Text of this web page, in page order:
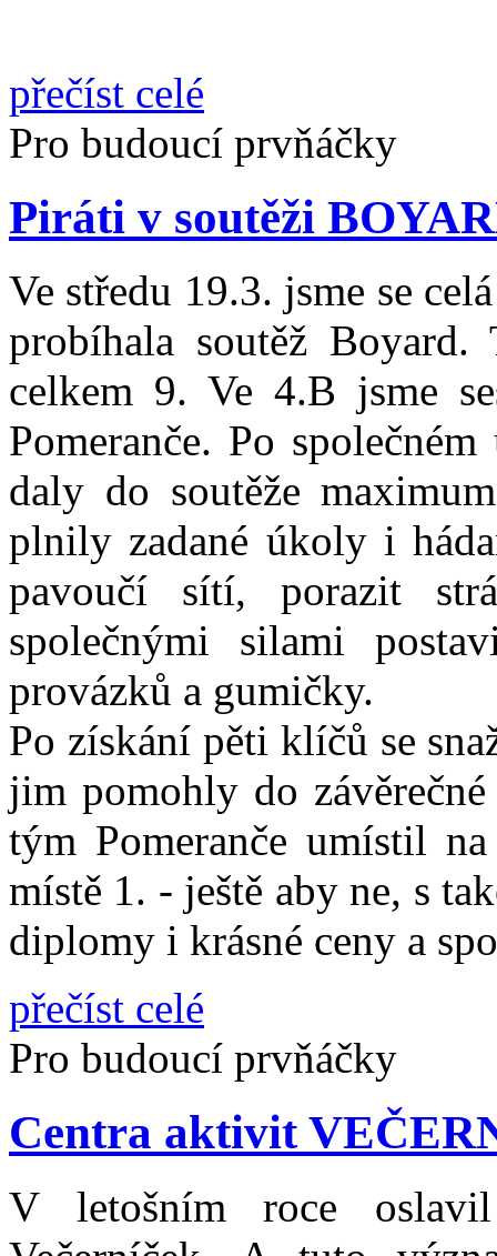
přečíst celé
Pro budoucí prvňáčky
Piráti v soutěži
Ve středu 19.3. jsme se
probíhala soutěž
celkem 9. Ve 4.B jsme
Pomeranče. Po
daly do soutěže
plnily zadané úkoly i
pavoučí sítí, porazit
společnými silami
provázků a gumičky.
Po získání pěti klíčů se
jim pomohly do
tým Pomeranče umístil
místě 1. - ještě aby ne, s
diplomy i krásné ceny a
přečíst celé
Pro budoucí prvňáčky
Centra aktivit
V letošním roce